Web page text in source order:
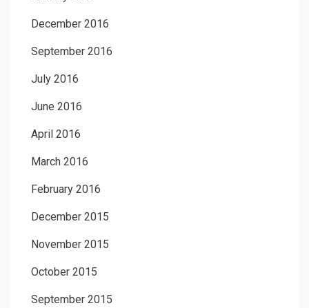
December 2016
September 2016
July 2016
June 2016
April 2016
March 2016
February 2016
December 2015
November 2015
October 2015
September 2015